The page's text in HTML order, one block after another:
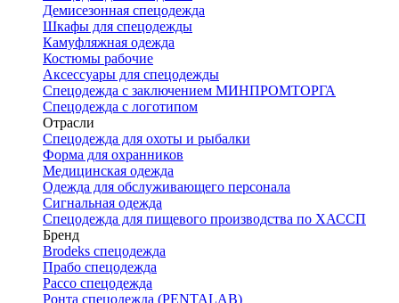
Демисезонная спецодежда
Шкафы для спецодежды
Камуфляжная одежда
Костюмы рабочие
Аксессуары для спецодежды
Спецодежда с заключением МИНПРОМТОРГА
Спецодежда с логотипом
Отрасли
Спецодежда для охоты и рыбалки
Форма для охранников
Медицинская одежда
Одежда для обслуживающего персонала
Сигнальная одежда
Спецодежда для пищевого производства по ХАССП
Бренд
Brodeks спецодежда
Прабо спецодежда
Рассо спецодежда
Ронта спецодежда (PENTALAB)